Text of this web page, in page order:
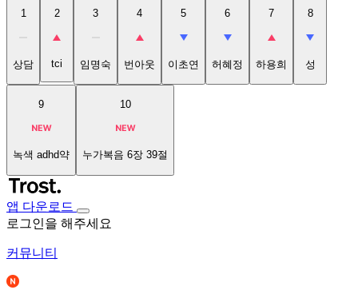
1
상담
2
tci
3
임명숙
4
번아웃
5
이초연
6
허혜정
7
하용희
8
성
9
녹색 adhd약
10
누가복음 6장 39절
앱 다운로드
로그인을 해주세요
커뮤니티